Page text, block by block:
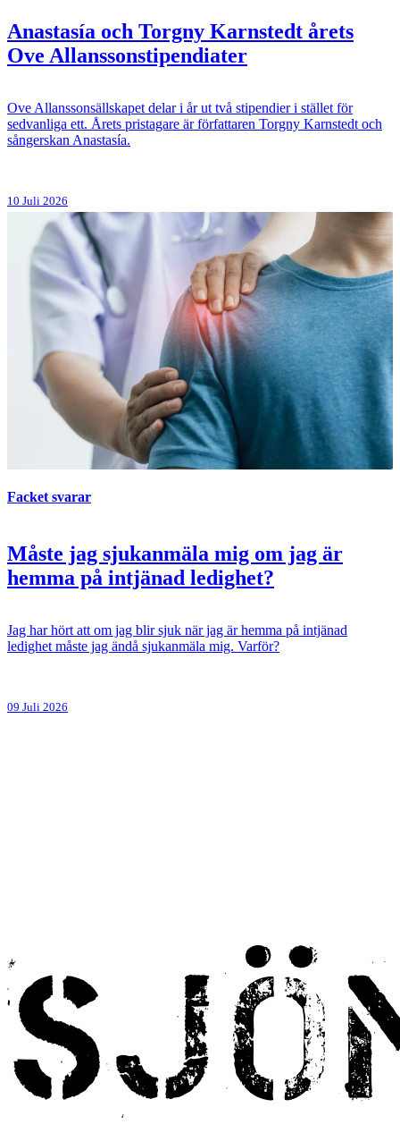
Anastasía och Torgny Karnstedt årets
Ove Allanssonstipendiater
Ove Allanssonsällskapet delar i år ut två stipendier i stället för
sedvanliga ett. Årets pristagare är författaren Torgny Karnstedt och
sångerskan Anastasía.
10 Juli 2026
Facket svarar
Måste jag sjukanmäla mig om jag är
hemma på intjänad ledighet?
Jag har hört att om jag blir sjuk när jag är hemma på intjänad
ledighet måste jag ändå sjukanmäla mig. Varför?
09 Juli 2026